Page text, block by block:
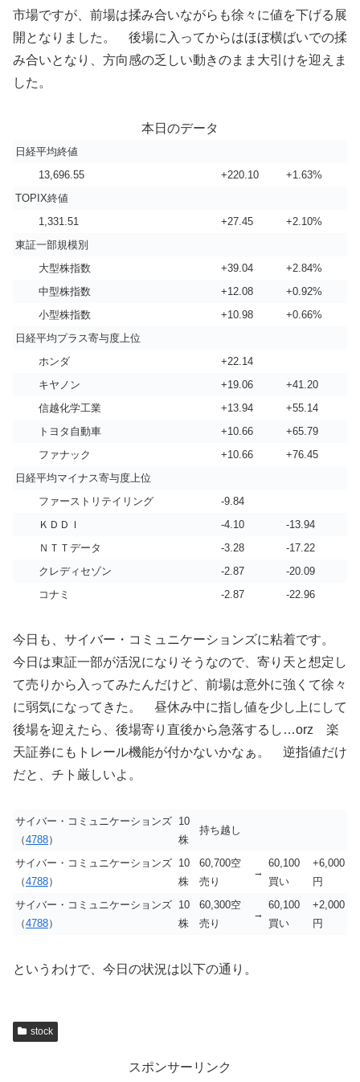
市場ですが、前場は揉み合いながらも徐々に値を下げる展
開となりました。 後場に入ってからはほぼ横ばいでの揉
み合いとなり、方向感の乏しい動きのまま大引けを迎えま
した。
本日のデータ
日経平均終値
13,696.55
+220.10
+1.63%
TOPIX終値
1,331.51
+27.45
+2.10%
東証一部規模別
大型株指数
+39.04
+2.84%
中型株指数
+12.08
+0.92%
小型株指数
+10.98
+0.66%
日経平均プラス寄与度上位
ホンダ
+22.14
キヤノン
+19.06
+41.20
信越化学工業
+13.94
+55.14
トヨタ自動車
+10.66
+65.79
ファナック
+10.66
+76.45
日経平均マイナス寄与度上位
ファーストリテイリング
-9.84
ＫＤＤＩ
-4.10
-13.94
ＮＴＴデータ
-3.28
-17.22
クレディセゾン
-2.87
-20.09
コナミ
-2.87 -22.96
今日も、サイバー・コミュニケーションズに粘着です。
今日は東証一部が活況になりそうなので、寄り天と想定し
て売りから入ってみたんだけど、前場は意外に強くて徐々
に弱気になってきた。 昼休み中に指し値を少し上にして
後場を迎えたら、後場寄り直後から急落するし…orz 楽
天証券にもトレール機能が付かないかなぁ。 逆指値だけ
だと、チト厳しいよ。
サイバー・コミュニケーションズ
（4788）
10
株
持ち越し
サイバー・コミュニケーションズ
（4788）
10
株
60,700空
売り
→
60,100
買い
+6,000
円
サイバー・コミュニケーションズ
（4788）
10
株
60,300空
売り
→
60,100
買い
+2,000
円
というわけで、今日の状況は以下の通り。
stock
スポンサーリンク